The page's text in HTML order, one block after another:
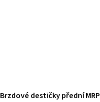
Brzdové destičky přední MRP